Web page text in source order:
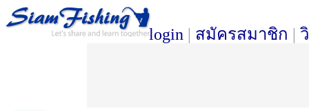
login | สมัครสมาชิก |